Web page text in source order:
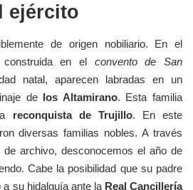
ejército
de origen nobiliario. En el
en el convento de
San
natal, aparecen labradas en un
de
los Altamirano. Esta familia
reconquista de Trujillo. En este
diversas familias nobles. A través
archivo, desconocemos el año de
Cabe la posibilidad que su padre
a su hidalguía ante la Real Cancillería